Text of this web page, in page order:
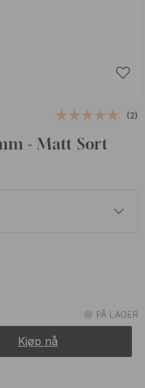
(2)
- Matt Sort
PÅ LAGER
Kjøp nå